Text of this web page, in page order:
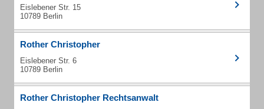
Eislebener Str. 15
10789 Berlin
Rother Christopher
Eislebener Str. 6
10789 Berlin
Rother Christopher Rechtsanwalt